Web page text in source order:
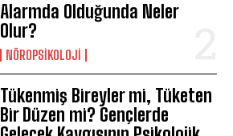
Alarmda Olduğunda Neler
Olur?
NÖROPSIKOLOJI
Tükenmiş Bireyler mi, Tüketen
Bir Düzen mi? Gençlerde